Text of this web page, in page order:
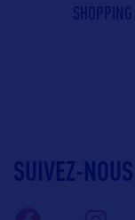
SHOPPING
SUIVEZ-NOUS